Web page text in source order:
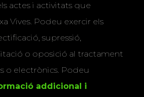
actes i activitats que
Vives. Podeu exercir els
supressió,
o oposició al tractament
o electrònics. Podeu
addicional i